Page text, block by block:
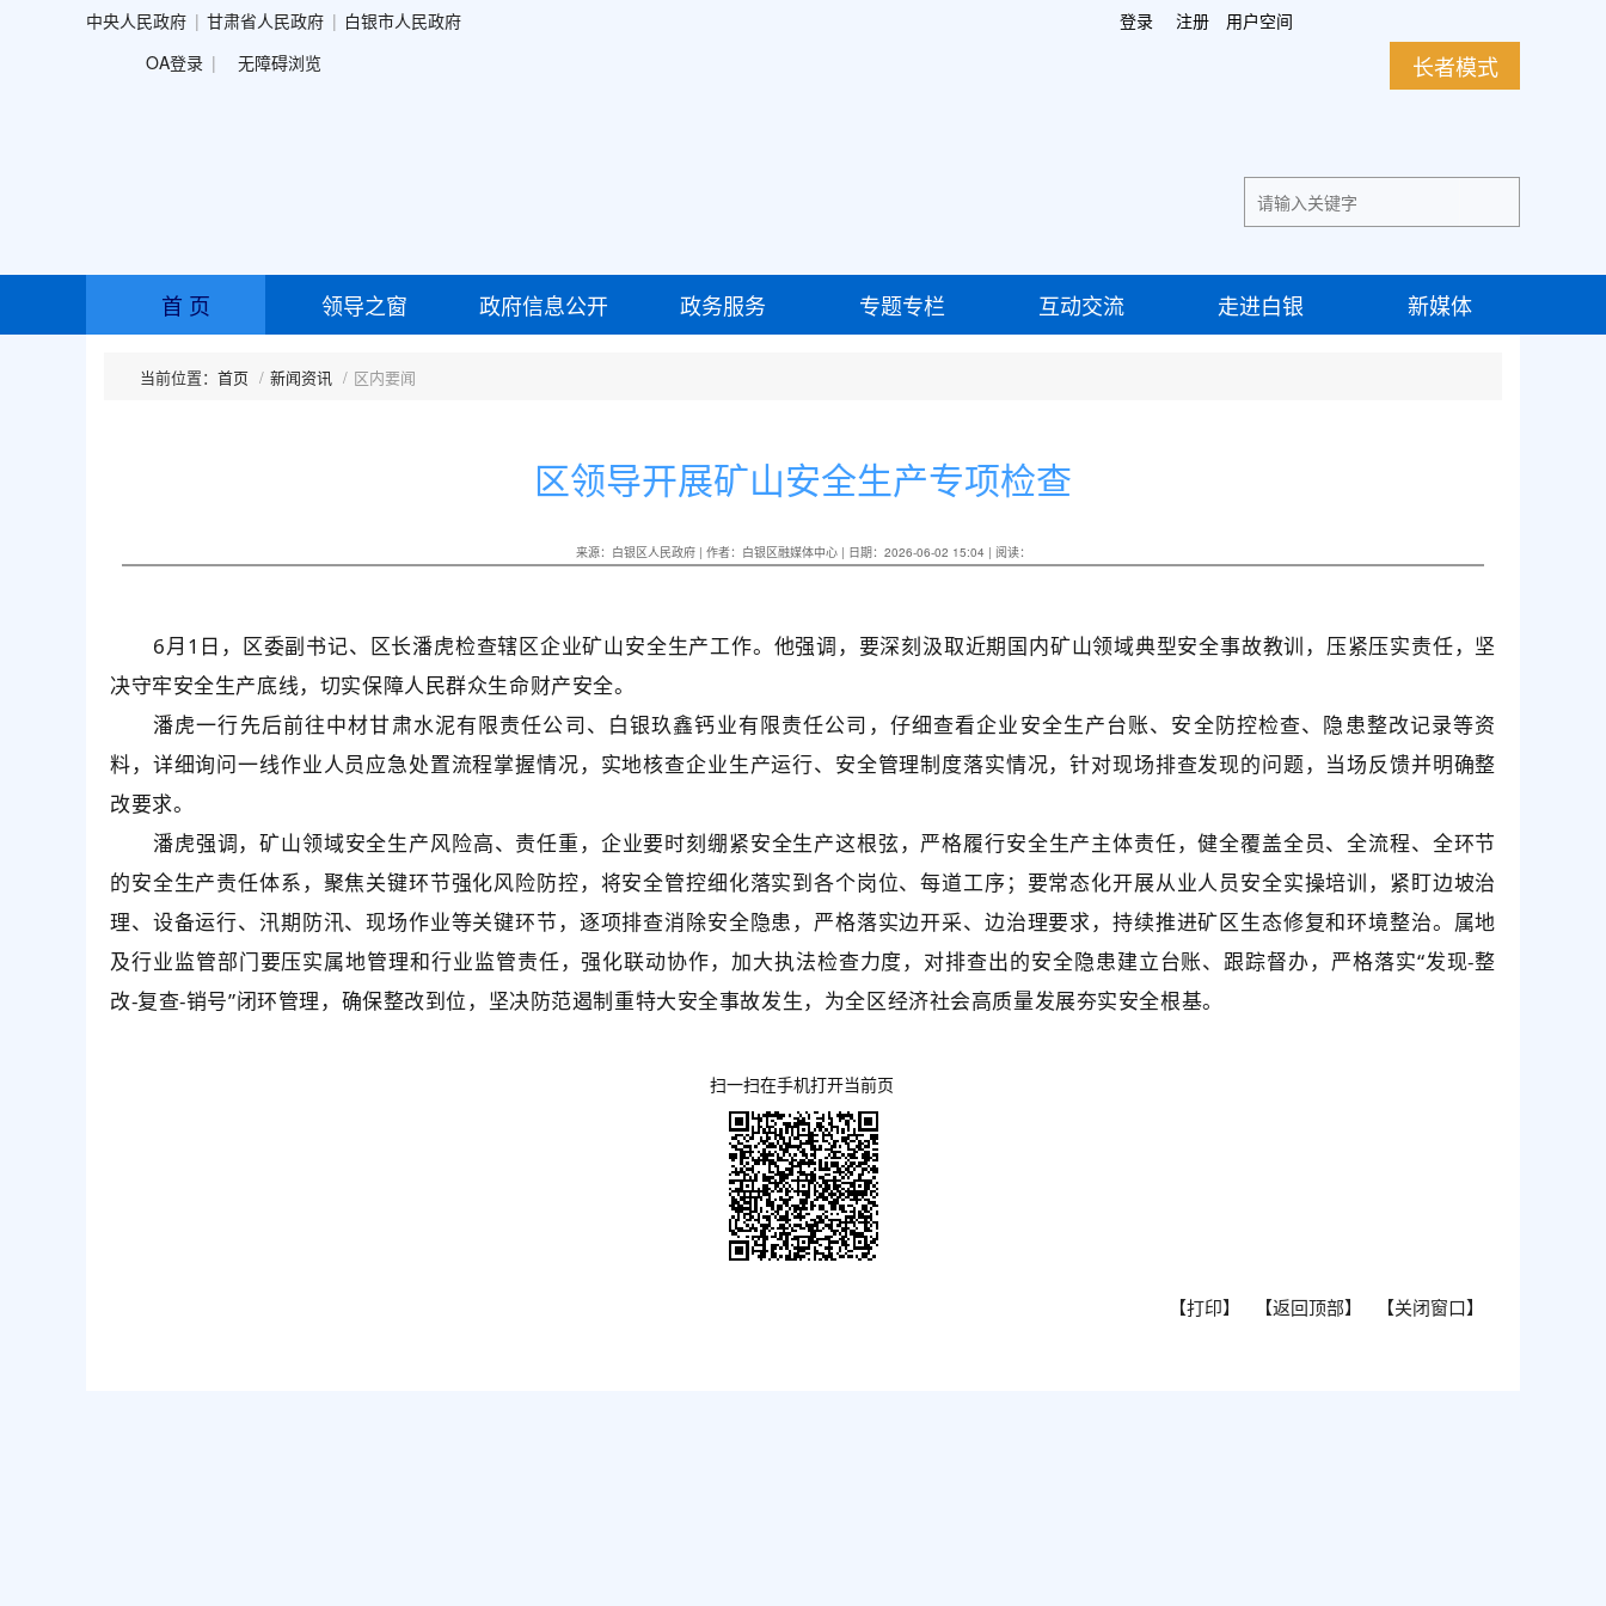
中央人民政府 甘肃省人民政府 白银市人民政府 登录 注册
用户空间
OA登录
无障碍浏览 长者模式
首 页 领导之窗 政府信息公开 政务服务 专题专栏 互动交流 走进白银 新媒体
首页 新闻资讯 区内要闻
区领导开展矿山安全生产专项检查
来源：白银区人民政府 | 作者：白银区融媒体中心 | 日期：2026-06-02 15:04 | 阅读：
6月1日，区委副书记、区长潘虎检查辖区企业矿山安全生产工作。他强调，要深刻汲取近期国内矿山领域典型安全事故教训，压紧压实责任，坚
决守牢安全生产底线，切实保障人民群众生命财产安全。
潘虎一行先后前往中材甘肃水泥有限责任公司、白银玖鑫钙业有限责任公司，仔细查看企业安全生产台账、安全防控检查、隐患整改记录等资
料，详细询问一线作业人员应急处置流程掌握情况，实地核查企业生产运行、安全管理制度落实情况，针对现场排查发现的问题，当场反馈并明确整
改要求。
潘虎强调，矿山领域安全生产风险高、责任重，企业要时刻绷紧安全生产这根弦，严格履行安全生产主体责任，健全覆盖全员、全流程、全环节
的安全生产责任体系，聚焦关键环节强化风险防控，将安全管控细化落实到各个岗位、每道工序；要常态化开展从业人员安全实操培训，紧盯边坡治
理、设备运行、汛期防汛、现场作业等关键环节，逐项排查消除安全隐患，严格落实边开采、边治理要求，持续推进矿区生态修复和环境整治。属地
及行业监管部门要压实属地管理和行业监管责任，强化联动协作，加大执法检查力度，对排查出的安全隐患建立台账、跟踪督办，严格落实“发现-整
改-复查-销号”闭环管理，确保整改到位，坚决防范遏制重特大安全事故发生，为全区经济社会高质量发展夯实安全根基。
扫一扫在手机打开当前页
【打印】 【返回顶部】 【关闭窗口】